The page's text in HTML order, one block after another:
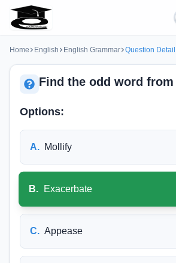
Home English English Grammar Question Detail
Find the odd word
Options:
A. Mollify
B. Exacerbate
C. Appease